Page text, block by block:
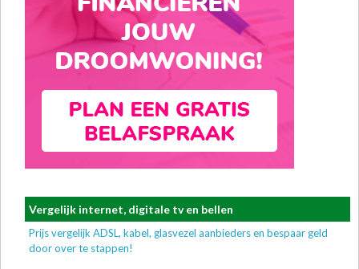
Vergelijk internet, digitale tv en bellen
Prijs vergelijk ADSL, kabel, glasvezel aanbieders en bespaar geld
door over te stappen!